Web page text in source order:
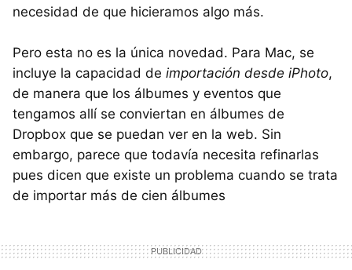
necesidad de que hicieramos algo más.
Pero esta no es la única novedad. Para Mac, se
incluye la capacidad de importación desde iPhoto,
de manera que los álbumes y eventos que
tengamos allí se conviertan en álbumes de
Dropbox que se puedan ver en la web. Sin
embargo, parece que todavía necesita refinarlas
pues dicen que existe un problema cuando se trata
de importar más de cien álbumes